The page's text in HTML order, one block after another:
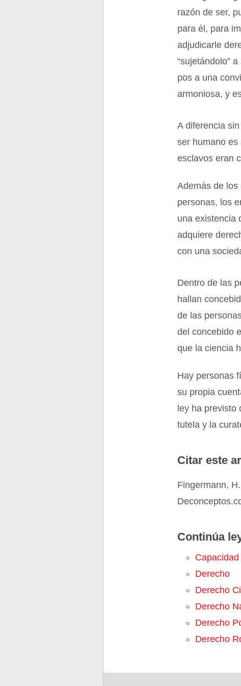
razón de ser,
para él, para
adjudicarle
“sujetándolo”
pos a una
armoniosa, y
A diferencia
ser humano
esclavos eran
Además de
personas, los
una existencia
adquiere
con una
Dentro de las
hallan
de las
del concebido
que la ciencia
Hay personas
su propia
ley ha
tutela y la
Citar este
Fingermann,
Continúa
Derecho
Derecho
Derecho
Derecho
Derecho